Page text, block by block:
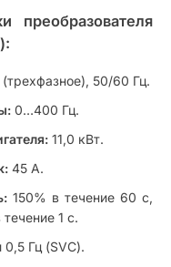
преобразователя
50/60 Гц.
0…400 Гц.
11,0 кВт.
45 А.
150% в течение 60 с,
1 с.
0,5 Гц (SVC).